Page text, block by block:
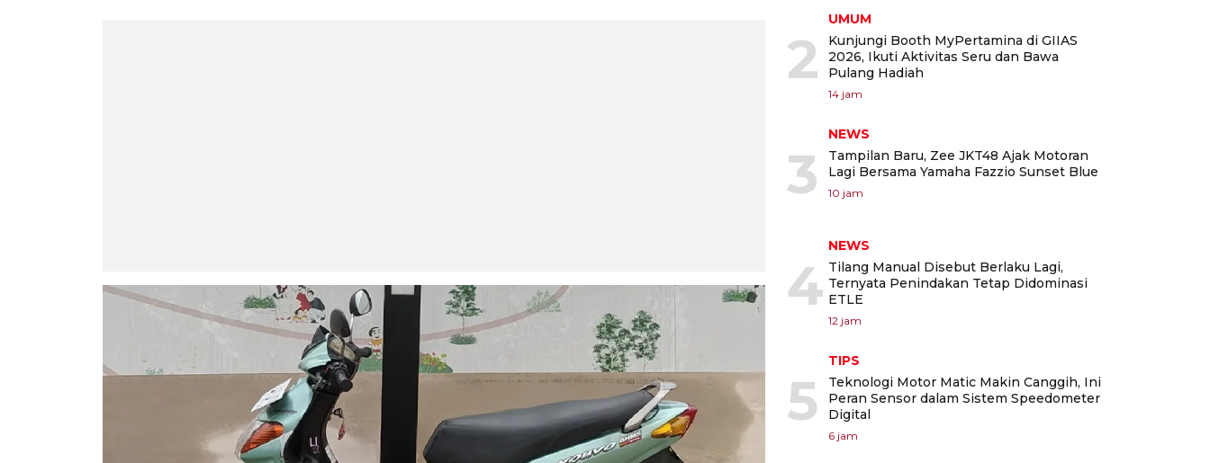
2
UMUM
Kunjungi Booth MyPertamina di GIIAS
2026, Ikuti Aktivitas Seru dan Bawa
Pulang Hadiah
14 jam
3
NEWS
Tampilan Baru, Zee JKT48 Ajak Motoran
Lagi Bersama Yamaha Fazzio Sunset Blue
10 jam
4
NEWS
Tilang Manual Disebut Berlaku Lagi,
Ternyata Penindakan Tetap Didominasi
ETLE
12 jam
5
TIPS
Teknologi Motor Matic Makin Canggih, Ini
Peran Sensor dalam Sistem Speedometer
Digital
6 jam